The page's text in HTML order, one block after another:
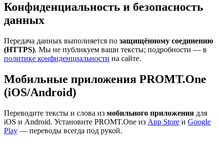
Конфиденциальность и безопасность
данных
Передача данных выполняется по защищённому соединению
(HTTPS). Мы не публикуем ваши тексты; подробности — в
политике конфиденциальности на сайте.
Мобильные приложения PROMT.One
(iOS/Android)
Переводите тексты и слова из мобильного приложения для
iOS и Android. Установите PROMT.One из App Store и Google
Play — переводы всегда под рукой.